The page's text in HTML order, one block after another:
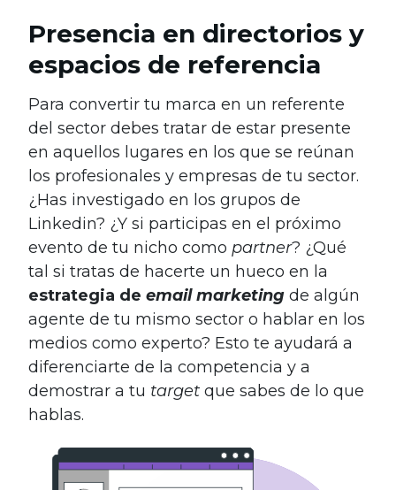
Presencia en directorios y
espacios de referencia
Para convertir tu marca en un referente
del sector debes tratar de estar presente
en aquellos lugares en los que se reúnan
los profesionales y empresas de tu sector.
¿Has investigado en los grupos de
Linkedin? ¿Y si participas en el próximo
evento de tu nicho como partner? ¿Qué
tal si tratas de hacerte un hueco en la
estrategia de email marketing de algún
agente de tu mismo sector o hablar en los
medios como experto? Esto te ayudará a
diferenciarte de la competencia y a
demostrar a tu target que sabes de lo que
hablas.